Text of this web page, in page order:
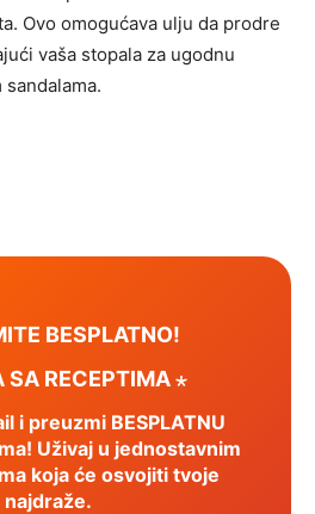
Ovo omogućava ulju da prodre
vaša stopala za ugodnu
BESPLATNO!
SA RECEPTIMA ⋆
i preuzmi BESPLATNU
Uživaj u jednostavnim
koja će osvojiti tvoje
najdraže.